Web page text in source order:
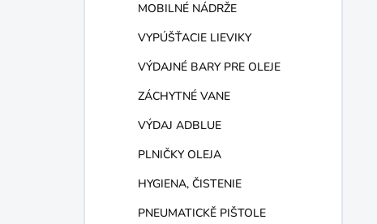
MOBILNÉ NÁDRŽE
VYPÚŠŤACIE LIEVIKY
VÝDAJNÉ BARY PRE OLEJE
ZÁCHYTNÉ VANE
VÝDAJ ADBLUE
PLNIČKY OLEJA
HYGIENA, ČISTENIE
PNEUMATICKĚ PIŠTOLE